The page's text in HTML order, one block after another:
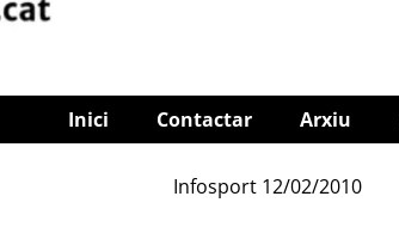
Inici Contactar Arxiu
Infosport 12/02/2010